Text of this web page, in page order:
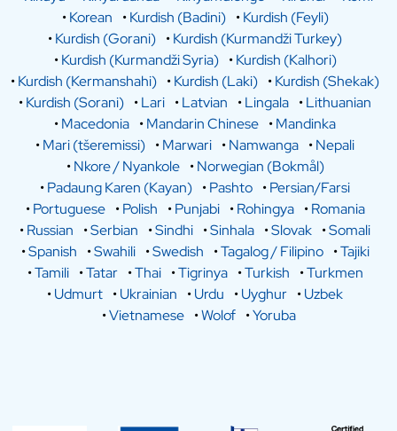
•Korean •Kurdish (Badini) •Kurdish (Feyli)
•Kurdish (Gorani) •Kurdish (Kurmandži Turkey)
•Kurdish (Kurmandži Syria) •Kurdish (Kalhori)
•Kurdish (Kermanshahi) •Kurdish (Laki) •Kurdish (Shekak)
•Kurdish (Sorani) •Lari •Latvian •Lingala •Lithuanian
•Macedonia •Mandarin Chinese •Mandinka
•Mari (tšeremissi) •Marwari •Namwanga •Nepali
•Nkore / Nyankole •Norwegian (Bokmål)
•Padaung Karen (Kayan) •Pashto •Persian/Farsi
•Portuguese •Polish •Punjabi •Rohingya •Romania
•Russian •Serbian •Sindhi •Sinhala •Slovak •Somali
•Spanish •Swahili •Swedish •Tagalog / Filipino •Tajiki
•Tamili •Tatar •Thai •Tigrinya •Turkish •Turkmen
•Udmurt •Ukrainian •Urdu •Uyghur •Uzbek
•Vietnamese •Wolof •Yoruba